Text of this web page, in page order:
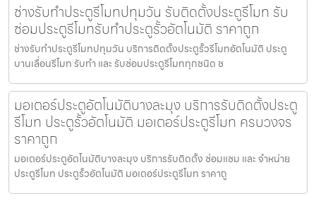
ช่างรับทำประตูรีโมทปทุมวัน รับติดตั้งประตูรีโมท รับ
ซ่อมประตูรีโมทรับทำประตูรั้วอัตโนมัติ ราคาถูก
ช่างรับทำประตูรีโมทปทุมวัน บริการติดตั้งประตูรั้วรีโมทอัตโนมัติ ประตู
บานเลื่อนรีโมท รับทำ และ รับซ่อมประตูรีโมททุกชนิด ช
มอเตอร์ประตูอัตโนมัติบางละมุง บริการรับติดตั้งประตู
รีโมท ประตูรั้วอัตโนมัติ มอเตอร์ประตูรีโมท ครบวงจร
ราคาถูก
มอเตอร์ประตูอัตโนมัติบางละมุง บริการรับติดตั้ง ซ่อมแซม และ จำหน่าย
ประตูรีโมท ประตูรั้วอัตโนมัติ มอเตอร์ประตูรีโมท ราคาถู